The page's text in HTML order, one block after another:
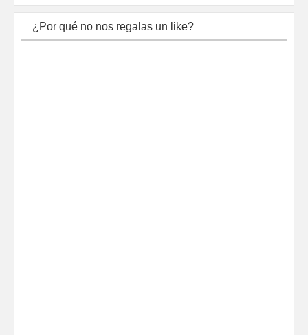
¿Por qué no nos regalas un like?